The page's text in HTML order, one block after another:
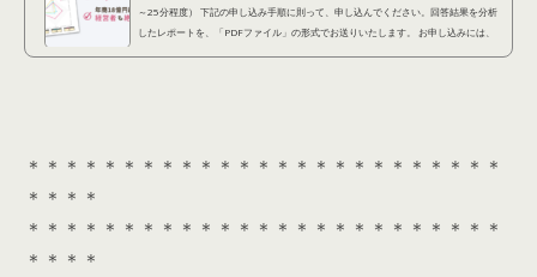
～25分程度） 下記の申し込み手順に則って、申し込んでください。回答結果を分析
したレポートを、「PDFファイル」の形式でお送りいたします。 お申し込みには、
＊＊＊＊＊＊＊＊＊＊＊＊＊＊＊＊＊＊＊＊＊＊＊＊＊
＊＊＊＊
＊＊＊＊＊＊＊＊＊＊＊＊＊＊＊＊＊＊＊＊＊＊＊＊＊
＊＊＊＊